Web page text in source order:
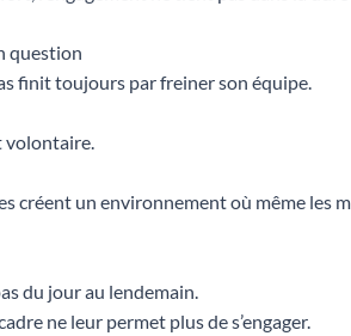
question
finit toujours par freiner son équipe.
volontaire.
créent un environnement où même les
du jour au lendemain.
ne leur permet plus de s’engager.